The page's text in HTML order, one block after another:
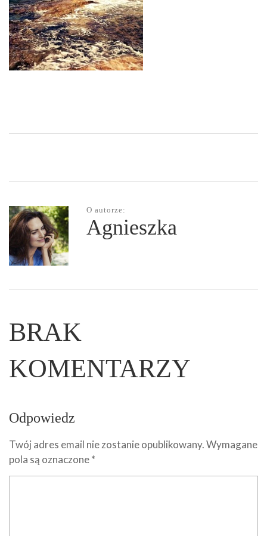
O autorze:
Agnieszka
BRAK
KOMENTARZY
Odpowiedz
Twój adres email nie zostanie opublikowany.Wymagane
pola są oznaczone*